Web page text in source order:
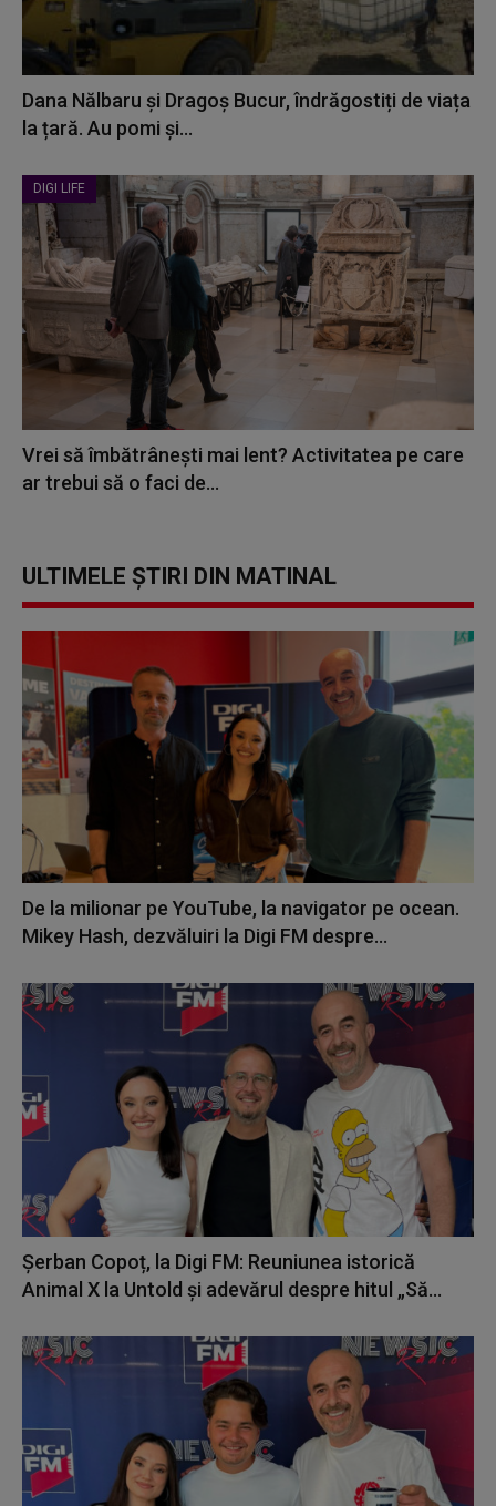
Dana Nălbaru și Dragoș Bucur, îndrăgostiți de viața
la țară. Au pomi și...
DIGI LIFE
Vrei să îmbătrânești mai lent? Activitatea pe care
ar trebui să o faci de...
ULTIMELE ȘTIRI DIN MATINAL
De la milionar pe YouTube, la navigator pe ocean.
Mikey Hash, dezvăluiri la Digi FM despre...
Șerban Copoț, la Digi FM: Reuniunea istorică
Animal X la Untold și adevărul despre hitul „Să...